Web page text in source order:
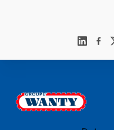
Linkedin
Le Groupe Wanty